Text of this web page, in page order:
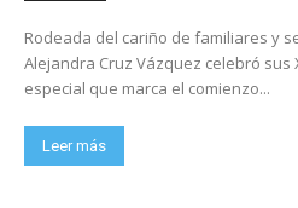
Rodeada del cariño de familiares y
Alejandra Cruz Vázquez celebró sus
especial que marca el comienzo...
Leer más